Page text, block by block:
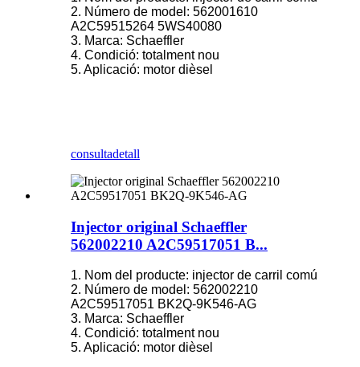
2. Número de model: 562001610
A2C59515264 5WS40080
3. Marca: Schaeffler
4. Condició: totalment nou
5. Aplicació: motor dièsel
consultadetall
Injector original Schaeffler
562002210 A2C59517051 B...
1. Nom del producte: injector de carril comú
2. Número de model: 562002210
A2C59517051 BK2Q-9K546-AG
3. Marca: Schaeffler
4. Condició: totalment nou
5. Aplicació: motor dièsel